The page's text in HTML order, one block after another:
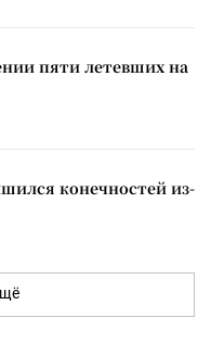
пяти летевших на
конечностей из-